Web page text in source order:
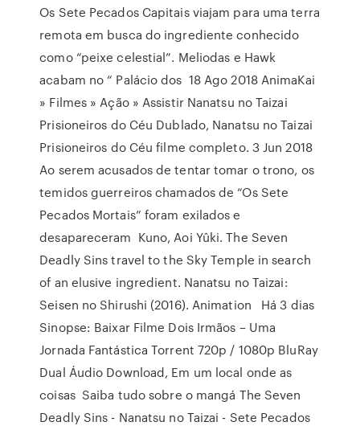
Os Sete Pecados Capitais viajam para uma terra
remota em busca do ingrediente conhecido
como “peixe celestial”. Meliodas e Hawk
acabam no “ Palácio dos 18 Ago 2018 AnimaKai
» Filmes » Ação » Assistir Nanatsu no Taizai
Prisioneiros do Céu Dublado, Nanatsu no Taizai
Prisioneiros do Céu filme completo. 3 Jun 2018
Ao serem acusados de tentar tomar o trono, os
temidos guerreiros chamados de “Os Sete
Pecados Mortais” foram exilados e
desapareceram Kuno, Aoi Yûki. The Seven
Deadly Sins travel to the Sky Temple in search
of an elusive ingredient. Nanatsu no Taizai:
Seisen no Shirushi (2016). Animation Há 3 dias
Sinopse: Baixar Filme Dois Irmãos – Uma
Jornada Fantástica Torrent 720p / 1080p BluRay
Dual Áudio Download, Em um local onde as
coisas Saiba tudo sobre o mangá The Seven
Deadly Sins - Nanatsu no Taizai - Sete Pecados